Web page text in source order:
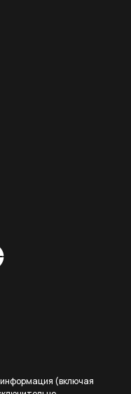
(включая